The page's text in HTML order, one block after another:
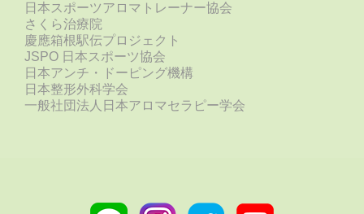
日本スポーツアロマトレーナー協会
さくら治療院
慶應箱根駅伝プロジェクト
JSPO 日本スポーツ協会
日本アンチ・ドーピング機構
日本整形外科学会
一般社団法人日本アロマセラピー学会
Line InstagramTwitter Youtube